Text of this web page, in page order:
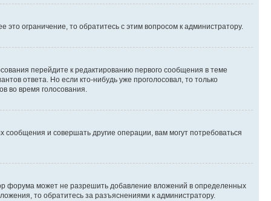
ограничение, то обратитесь с этим вопросом к администратору.
перейдите к редактированию первого сообщения в теме
ответа. Но если кто-нибудь уже проголосовал, то только
во время голосования.
и совершать другие операции, вам могут потребоваться
форума может не разрешить добавление вложений в определенных
то обратитесь за разъяснениями к администратору.